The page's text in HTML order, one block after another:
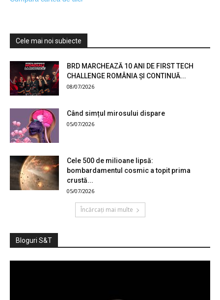
Cele mai noi subiecte
BRD MARCHEAZĂ 10 ANI DE FIRST TECH
CHALLENGE ROMÂNIA ȘI CONTINUĂ...
08/07/2026
Când simțul mirosului dispare
05/07/2026
Cele 500 de milioane lipsă:
bombardamentul cosmic a topit prima
crustă...
05/07/2026
Încărcați mai multe
Bloguri S&T